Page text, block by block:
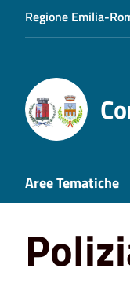
Regione Emilia-
Aree Tematiche
Home Aree